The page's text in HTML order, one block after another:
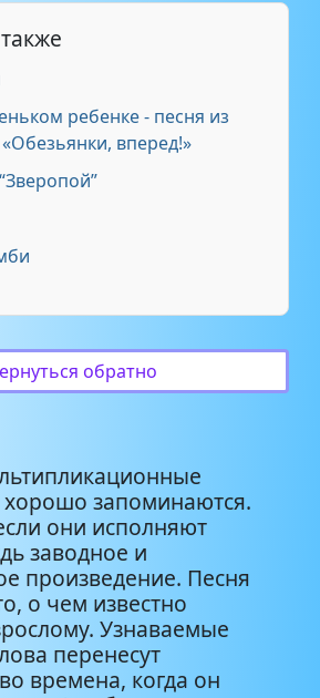
- Фунтик, ты со
ребенке - песня из
вперед!»
обратно
запоминаются.
они исполняют
заводное и
произведение. Песня
о чем известно
Узнаваемые
перенесут
времена, когда он